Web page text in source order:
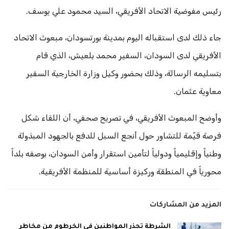
رئيس مفوضية الاتحاد الأفريقي، السيد محمود علي يوسف.
​جاء ذلك لدى استقباله اليوم بمدينة بورتسودان، مبعوث الاتحاد
الأفريقي لدى السودان، السفير محمد بلعيش، الذي قام
بتسليمه الرسالة، وذلك بحضور وكيل وزارة الخارجية السفير
معاوية عثمان.
​وأوضح المبعوث الأفريقي، في تصريح صحفي، أن اللقاء شكل
فرصة قيّمة للتشاور حول أنجع السبل للدفع بالجهود المبذولة
وطنياً وإقليمياً ودولياً لتأمين استقرار وأمن السودان، بوصفه بلداً
محورياً في المنطقة وركيزة أساسية للمنظمة الأفريقية.
المزيد من المشاركات
الشرطة تحذر المواطنين في الخرطوم من مخاطر